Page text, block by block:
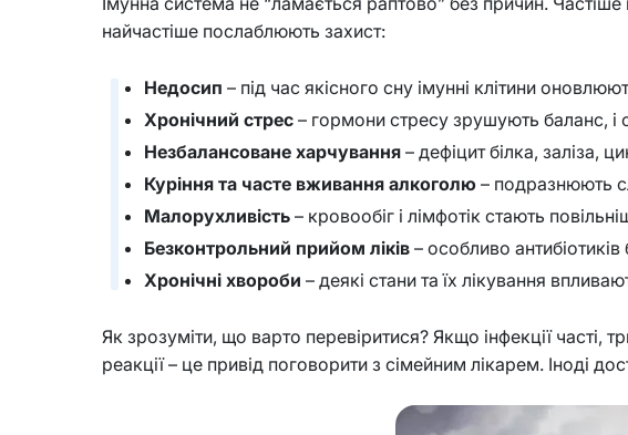
найчастіше послаблюють захист:
Недосип – під час якісного сну імунні клітини
Хронічний стрес – гормони стресу зрушують баланс, і
Незбалансоване харчування – дефіцит білка, заліза,
Куріння та часте вживання алкоголю – подразнюють
Малорухливість – кровообіг і лімфотік стають
Безконтрольний прийом ліків – особливо
Хронічні хвороби – деякі стани та їх лікування
Як зрозуміти, що варто перевіритися? Якщо інфекції часті,
реакції – це привід поговорити з сімейним лікарем. Іноді